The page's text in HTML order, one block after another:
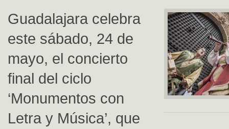
Guadalajara celebra
este sábado, 24 de
mayo, el concierto
final del ciclo
‘Monumentos con
Letra y Música’, que